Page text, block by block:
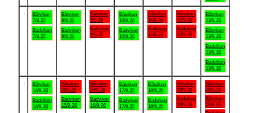
Båtviken
7/9-26
Badviken
7/9-26
Båtviken
8/9-26
Badviken
8/9-26
Båtviken
9/9-26
Badviken
9/9-26
Båtviken
10/9-26
Badviken
10/9-26
Båtviken
11/9-26
Badviken
11/9-26
Båtviken
12/9-26
Badviken
12/9-26
Båtviken
13/9-26
Båtviken
13/9-26
Badviken
13/9-26
Badviken
13/9-26
Båtviken
14/9-26
Badviken
14/9-26
Båtviken
15/9-26
Badviken
15/9-26
Båtviken
16/9-26
Badviken
16/9-26
Båtviken
17/9-26
Badviken
17/9-26
Båtviken
18/9-26
Badviken
18/9-26
Båtviken
19/9-26
Badviken
19/9-26
Båtviken
20/9-26
Båtviken
20/9-26